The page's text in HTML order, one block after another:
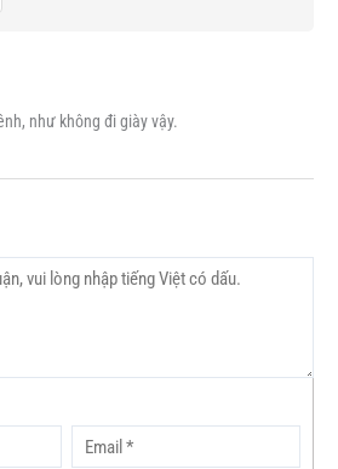
như không đi giày vậy.